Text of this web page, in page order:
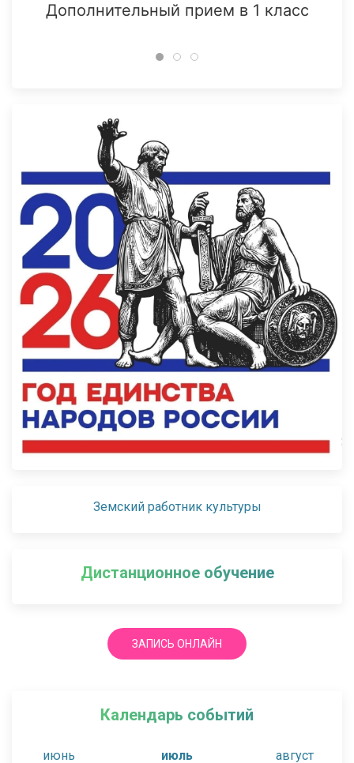
Дополнительный прием в 1 класс
Земский работник культуры
Дистанционное обучение
ЗАПИСЬ ОНЛАЙН
Календарь событий
июнь июль август